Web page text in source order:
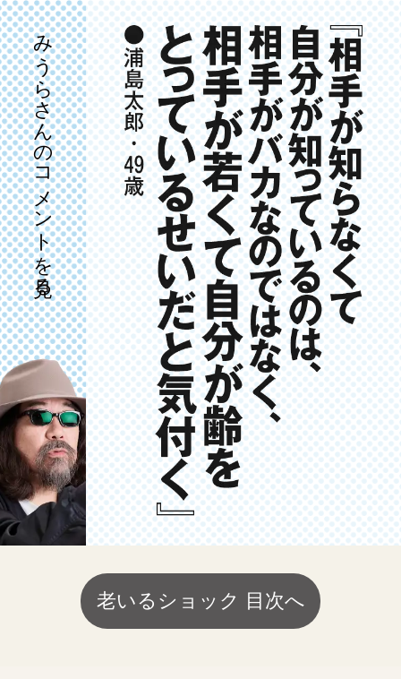
みうらさんのコメントを見る
老いるショック 目次へ